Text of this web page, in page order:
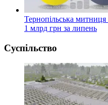
Тернопільська
1 млрд грн за липень
Суспільство